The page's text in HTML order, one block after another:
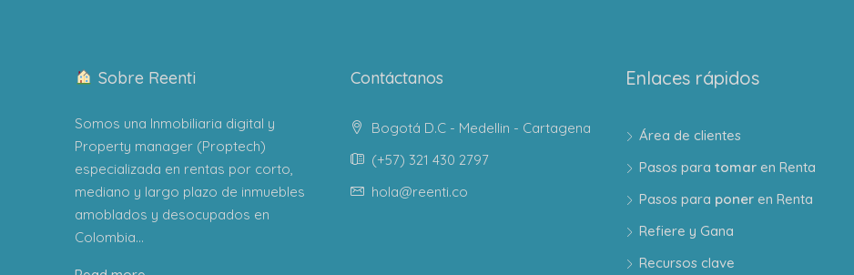
Sobre Reenti
Somos una Inmobiliaria digital y
Property manager (Proptech)
especializada en rentas por corto,
mediano y largo plazo de inmuebles
amoblados y desocupados en
Colombia...
Contáctanos
Bogotá D.C - Medellin - Cartagena
(+57) 321 430 2797
hola@reenti.co
Enlaces rápidos
Área de clientes
Pasos para tomar en Renta
Pasos para poner en Renta
Refiere y Gana
Recursos clave